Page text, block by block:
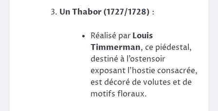
Un Thabor (1727/1728) :
Réalisé parLouis
Timmerman, ce piédestal,
destiné à l’ostensoir
exposant l’hostie consacrée,
est décoré de volutes et de
motifs floraux.